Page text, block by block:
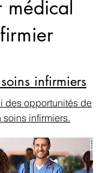
médical
infirmiers
des opportunités de
soins infirmiers.